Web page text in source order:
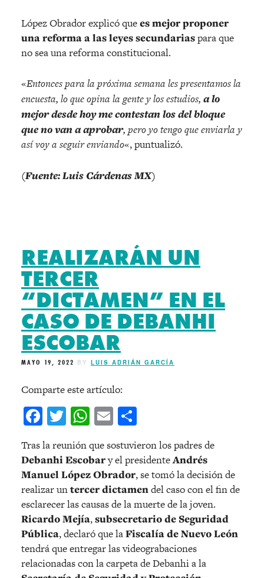
López Obrador explicó quees mejor proponer
una reforma a las leyes secundariaspara que
no sea una reforma constitucional.
«Entonces para la próxima semana les presentamos la
encuesta, lo que opina la gente y los estudios, a lo
mejor desde hoy me contestan los del bloque
que no van a aprobar, pero yo tengo que enviarla y
así voy a seguir enviando«, puntualizó.
(Fuente: Luis Cárdenas MX)
REALIZARÁN UN
TERCER
“DICTAMEN” EN EL
CASO DE DEBANHI
ESCOBAR
MAYO 19, 2022 BY LUIS ADRIÁN GARCÍA
Comparte este artículo:
Facebook
Twitter
WhatsApp
Email
Tras la reunión que sostuvieron los padres de
Debanhi Escobary el presidenteAndrés
Manuel López Obrador, se tomó la decisión de
realizar untercer dictamendel caso con el fin de
esclarecer las causas de la muerte de la joven.
Ricardo Mejía,subsecretario de Seguridad
Pública, declaró que laFiscalía de Nuevo León
tendrá que entregar las videograbaciones
relacionadas con la carpeta de Debanhi a la